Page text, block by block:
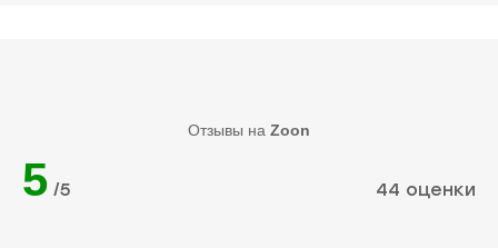
Отзывы на Zoon
5 /5 44 оценки